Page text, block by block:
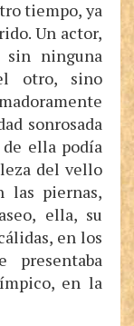
tiempo, ya
Un actor,
ninguna
otro, sino
sonrosada
ella podía
del vello
las piernas,
ella, su
en los
en la